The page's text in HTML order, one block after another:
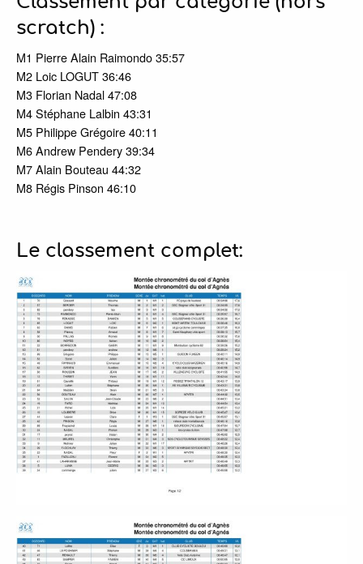
scratch) :
M1 Pierre Alain Raimondo 35:57
M2 Loic LOGUT 36:46
M3 Florian Nadal 47:08
M4 Stéphane Lalbin 43:31
M5 Philippe Grégoire 40:11
M6 Andrew Pendery 39:34
M7 Alain Bouteau 44:32
M8 Régis Pinson 46:10
Le classement complet: